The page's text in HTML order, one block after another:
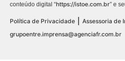
conteúdo digital “https://istoe.com.br” e
Política de Privacidade
Assessoria de
grupoentre.imprensa@agenciafr.com.br